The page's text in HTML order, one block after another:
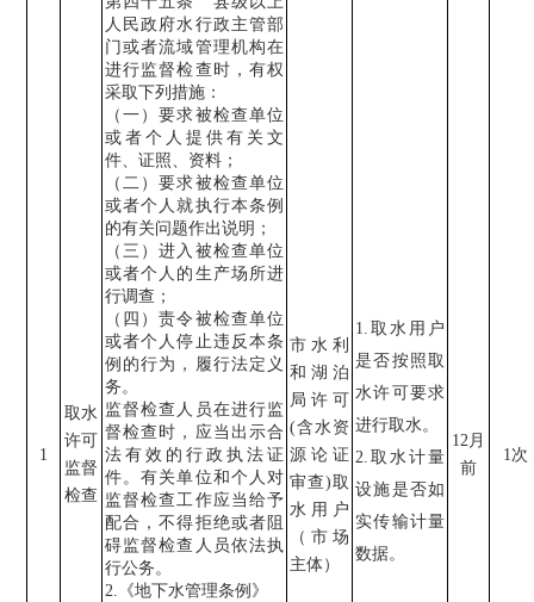
1
取水
许可
监督
检查
人民政府水行政主管部
门或者流域管理机构在
进行监督检查时，有权
采取下列措施：
（一）要求被检查单位
或者个人提供有关文
件、证照、资料；
（二）要求被检查单位
或者个人就执行本条例
的有关问题作出说明；
（三）进入被检查单位
或者个人的生产场所进
行调查；
（四）责令被检查单位
或者个人停止违反本条
例的行为，履行法定义
务。
监督检查人员在进行监
督检查时，应当出示合
法有效的行政执法证
件。有关单位和个人对
监督检查工作应当给予
配合，不得拒绝或者阻
碍监督检查人员依法执
行公务。
2. 《地下水管理条例》
市水利
和湖泊
局 许可
(含水资
源论证
审查)取
水用户
（市场
主体）
1. 取水用户
是否按照取
水许可要求
进行取水。
2. 取水计量
设施是否如
实传输计量
数据。
12月
前
1次